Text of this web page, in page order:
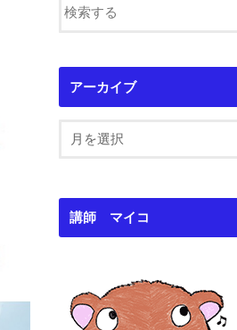
アーカイブ
講師 マイコ